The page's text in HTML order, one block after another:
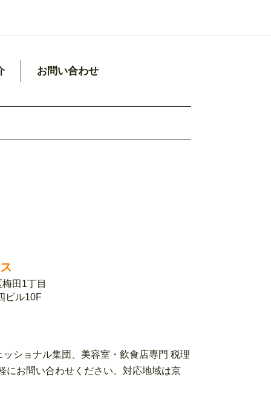
お問い合わせ
田1丁目
ビル10F
ショナル集団、美容室・飲食店専門 税理
にお問い合わせください。対応地域は京